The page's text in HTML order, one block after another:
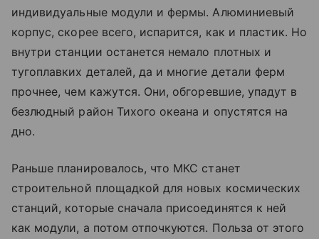
индивидуальные модули и фермы. Алюминиевый
корпус, скорее всего, испарится, как и пластик. Но
внутри станции останется немало плотных и
тугоплавких деталей, да и многие детали ферм
прочнее, чем кажутся. Они, обгоревшие, упадут в
безлюдный район Тихого океана и опустятся на
дно.
Раньше планировалось, что МКС станет
строительной площадкой для новых космических
станций, которые сначала присоединятся к ней
как модули, а потом отпочкуются. Польза от этого